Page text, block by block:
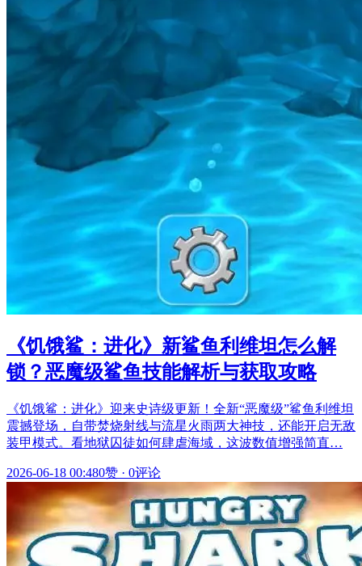
《饥饿鲨：进化》新鲨鱼利维坦怎么解
锁？恶魔级鲨鱼技能解析与获取攻略
《饥饿鲨：进化》迎来史诗级更新！全新“恶魔级”鲨鱼利维坦
震撼登场，自带焚烧射线与流星火雨两大神技，还能开启无敌
装甲模式。看地狱囚徒如何肆虐海域，这波数值增强简直…
2026-06-18 00:480赞 · 0评论